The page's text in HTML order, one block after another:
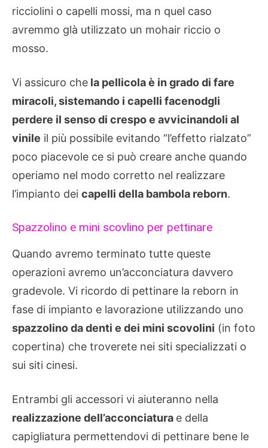
ricciolini o capelli mossi, ma n quel caso
avremmo glà utilizzato un mohair riccio o
mosso.
Vi assicuro che la pellicola è in grado di fare
miracoli, sistemando i capelli facenodgli
perdere il senso di crespo e avvicinandoli al
vinile il più possibile evitando “l’effetto rialzato”
poco piacevole ce si può creare anche quando
operiamo nel modo corretto nel realizzare
l’impianto dei capelli della bambola reborn.
Spazzolino e mini scovlino per pettinare
Quando avremo terminato tutte queste
operazioni avremo un’acconciatura davvero
gradevole. Vi ricordo di pettinare la reborn in
fase di impianto e lavorazione utilizzando uno
spazzolino da denti e dei mini scovolini (in foto
copertina) che troverete nei siti specializzati o
sui siti cinesi.
Entrambi gli accessori vi aiuteranno nella
realizzazione dell’acconciatura e della
capigliatura permettendovi di pettinare bene le